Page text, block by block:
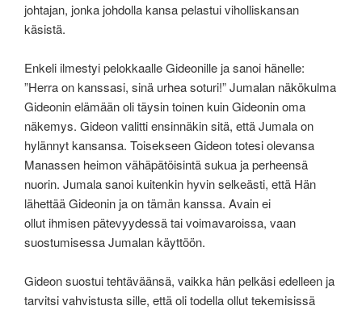
johtajan, jonka johdolla kansa pelastui viholliskansan
käsistä.
Enkeli ilmestyi pelokkaalle Gideonille ja sanoi hänelle:
”Herra on kanssasi, sinä urhea soturi!” Jumalan näkökulma
Gideonin elämään oli täysin toinen kuin Gideonin oma
näkemys. Gideon valitti ensinnäkin sitä, että Jumala on
hylännyt kansansa. Toisekseen Gideon totesi olevansa
Manassen heimon vähäpätöisintä sukua ja perheensä
nuorin. Jumala sanoi kuitenkin hyvin selkeästi, että Hän
lähettää Gideonin ja on tämän kanssa. Avain ei
ollut ihmisen pätevyydessä tai voimavaroissa, vaan
suostumisessa Jumalan käyttöön.
Gideon suostui tehtäväänsä, vaikka hän pelkäsi edelleen ja
tarvitsi vahvistusta sille, että oli todella ollut tekemisissä